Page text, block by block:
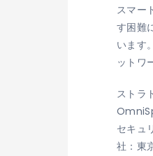
スマー
す困難
います
ットワ
ストラ
セキュ
社：東